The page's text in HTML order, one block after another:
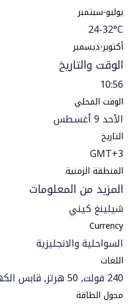
يوليو-سبتمبر
24-32°C
أكتوبر-ديسمبر
الوقت والتاريخ
10:56
الوقت المحلي
الأحد 9 أغسطس
التاريخ
GMT+3
المنطقة الزمنية
المزيد من المعلومات
شيلينغ كيني
Currency
السواحلية والانجليزية
اللغات
240 فولت, 50 هرتز, قابس الكهرباء فئة G
محول الطاقة